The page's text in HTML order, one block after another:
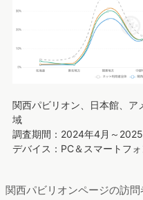
関西パビリオン、日本館、ア
域
調査期間：2024年4月～
デバイス：PC＆スマートフォ
関西パビリオンページの訪